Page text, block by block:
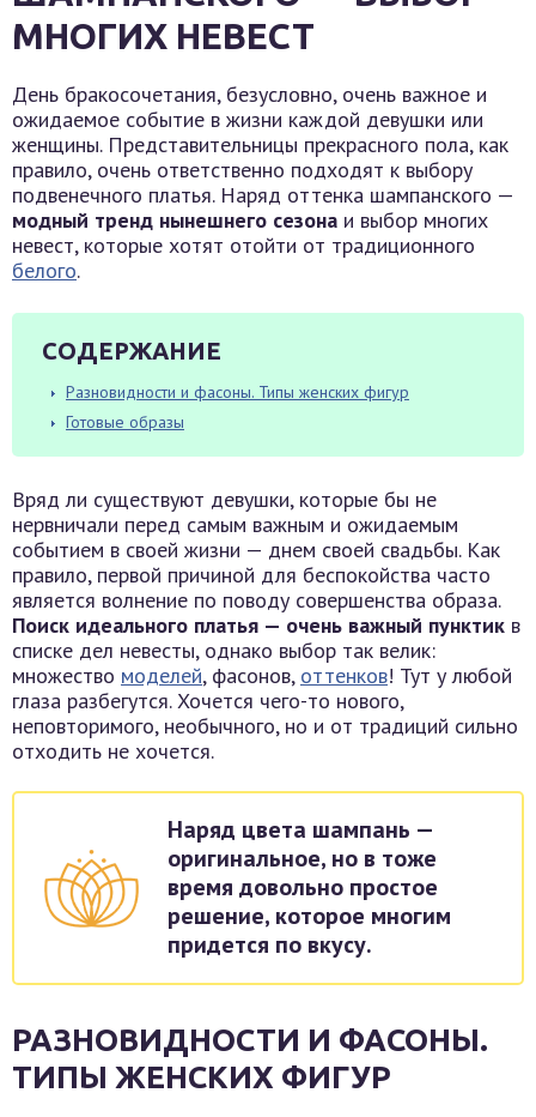
МНОГИХ НЕВЕСТ
День бракосочетания, безусловно, очень важное и
ожидаемое событие в жизни каждой девушки или
женщины. Представительницы прекрасного пола, как
правило, очень ответственно подходят к выбору
подвенечного платья. Наряд оттенка шампанского —
модный тренд нынешнего сезона и выбор многих
невест, которые хотят отойти от традиционного
белого.
СОДЕРЖАНИЕ
Разновидности и фасоны. Типы женских фигур
Готовые образы
Вряд ли существуют девушки, которые бы не
нервничали перед самым важным и ожидаемым
событием в своей жизни — днем своей свадьбы. Как
правило, первой причиной для беспокойства часто
является волнение по поводу совершенства образа.
Поиск идеального платья — очень важный пунктик в
списке дел невесты, однако выбор так велик:
множество моделей, фасонов, оттенков! Тут у любой
глаза разбегутся. Хочется чего-то нового,
неповторимого, необычного, но и от традиций сильно
отходить не хочется.
Наряд цвета шампань —
оригинальное, но в тоже
время довольно простое
решение, которое многим
придется по вкусу.
РАЗНОВИДНОСТИ И ФАСОНЫ.
ТИПЫ ЖЕНСКИХ ФИГУР